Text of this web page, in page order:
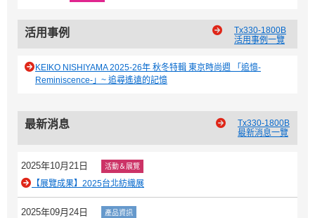
活用事例
Tx330-1800B
活用事例一覽
KEIKO NISHIYAMA 2025-26年 秋冬特輯 東京時尚週 「追憶-
Reminiscence-」~ 追尋遙遠的記憶
最新消息
Tx330-1800B
最新消息一覽
2025年10月21日 活動＆展覽
【展覽成果】2025台北紡織展
2025年09月24日 產品資訊